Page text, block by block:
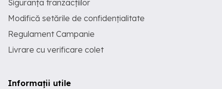
Siguranța tranzacțiilor
Modifică setările de confidențialitate
Regulament Campanie
Livrare cu verificare colet
Informații utile